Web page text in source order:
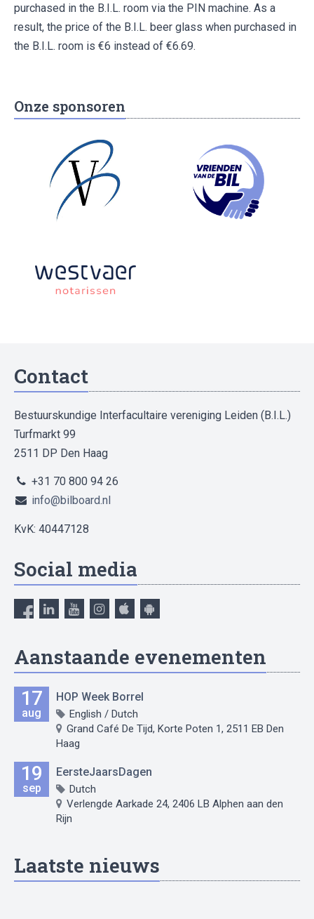
purchased in the B.I.L. room via the PIN machine. As a
result, the price of the B.I.L. beer glass when purchased in
the B.I.L. room is €6 instead of €6.69.
Onze sponsoren
Contact
Bestuurskundige Interfacultaire vereniging Leiden (B.I.L.)
Turfmarkt 99
2511 DP Den Haag
+31 70 800 94 26
info@bilboard.nl
KvK: 40447128
Social media
Aanstaande evenementen
17
aug
HOP Week Borrel
English / Dutch
Grand Café De Tijd, Korte Poten 1, 2511 EB Den
Haag
19
sep
EersteJaarsDagen
Dutch
Verlengde Aarkade 24, 2406 LB Alphen aan den
Rijn
Laatste nieuws